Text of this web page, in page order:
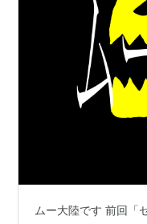
ムー大陸です 前回「